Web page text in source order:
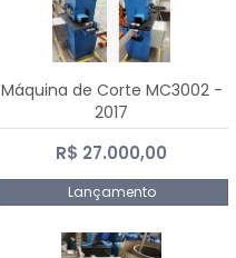
Máquina de Corte MC3002 -
2017
R$ 27.000,00
Lançamento